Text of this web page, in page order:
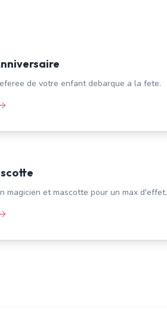
de votre enfant debarque a la fete.
magicien et mascotte pour un max d'effet.